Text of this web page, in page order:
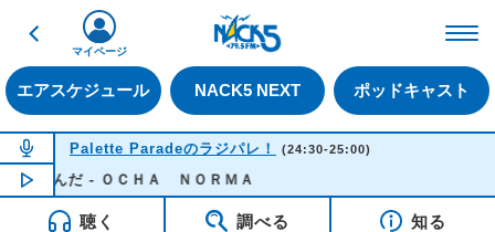
戻る
エアスケジュール NACK5 NEXT ポッドキャスト
マイページ
NOW ON AIR
Palette Paradeのラジパレ！ (24:30-25:00)
NOW PLAYING 00:15
だ - ＯＣＨＡ ＮＯＲＭＡ
聴く 調べる 知る